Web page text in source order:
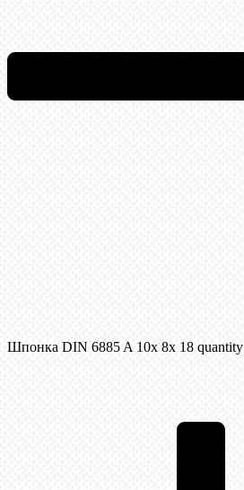
Шпонка DIN 6885 A 10x 8x 18 quantity